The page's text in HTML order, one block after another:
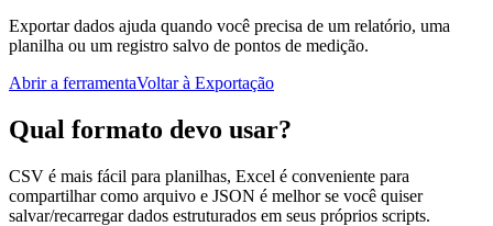
Exportar dados ajuda quando você precisa de um relatório, uma
planilha ou um registro salvo de pontos de medição.
Abrir a ferramentaVoltar à Exportação
Qual formato devo usar?
CSV é mais fácil para planilhas, Excel é conveniente para
compartilhar como arquivo e JSON é melhor se você quiser
salvar/recarregar dados estruturados em seus próprios scripts.